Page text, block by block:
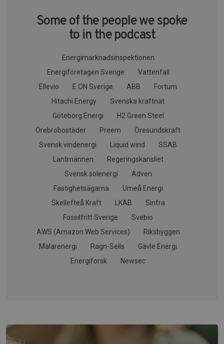
Some of the people we spoke
to in the podcast
Energimarknadsinspektionen
Energiföretagen Sverige
Vattenfall
Ellevio
E.ON Sverige ABB
Fortum
Hitachi Energy
Svenska kraftnät
Göteborg Energi
H2 Green Steel
Örebrobostäder
Preem
Öresundskraft
Svensk vindenergi
Liquid wind
SSAB
Lantmännen
Regeringskansliet
Svensk solenergi
Adven
Fastighetsägarna
Umeå Energi
Skellefteå Kraft
LKAB
Sinfra
Fossilfritt Sverige
Svebio
AWS (Amazon Web Services)
Riksbyggen
Mälarenergi
Ragn-Sells
Gävle Energi
Energiforsk
Newsec